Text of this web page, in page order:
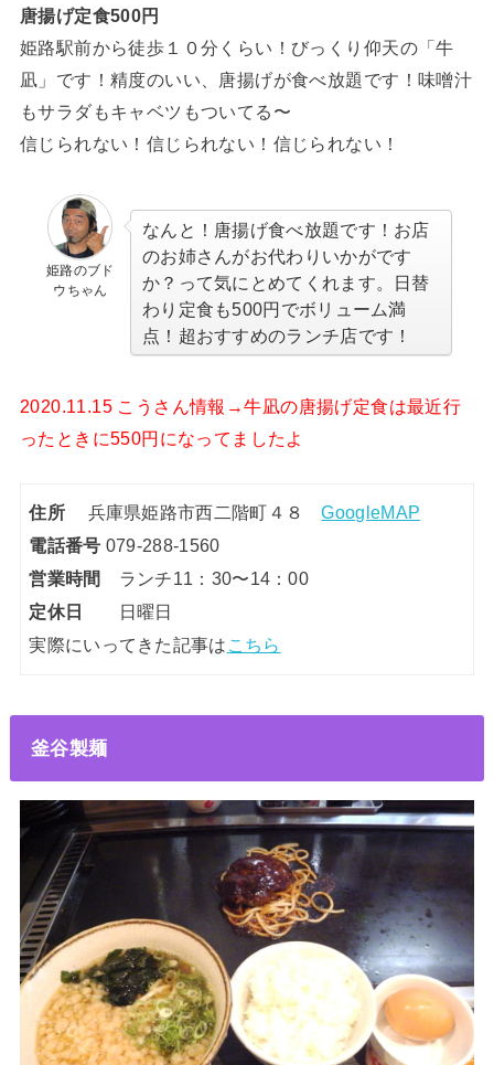
唐揚げ定食500円
姫路駅前から徒歩１０分くらい！びっくり仰天の「牛
凪」です！精度のいい、唐揚げが食べ放題です！味噌汁
もサラダもキャベツもついてる〜
信じられない！信じられない！信じられない！
姫路のブド
ウちゃん
なんと！唐揚げ食べ放題です！お店
のお姉さんがお代わりいかがです
か？って気にとめてくれます。日替
わり定食も500円でボリューム満
点！超おすすめのランチ店です！
2020.11.15 こうさん情報→牛凪の唐揚げ定食は最近行
ったときに550円になってましたよ
住所兵庫県姫路市西二階町４８GoogleMAP
電話番号 079-288-1560
営業時間
ランチ11：30〜14：00
定休日
日曜日
実際にいってきた記事は こちら
釜谷製麺